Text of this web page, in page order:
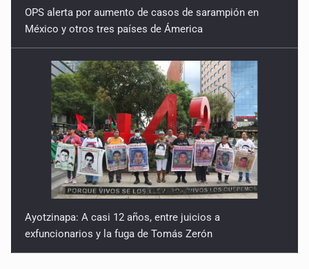
OPS alerta por aumento de casos de sarampión en
México y otros tres países de Ámerica
Ayotzinapa: A casi 12 años, entre juicios a
exfuncionarios y la fuga de Tomás Zerón